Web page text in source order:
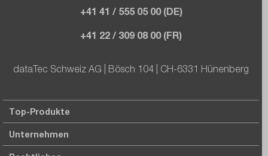
+41 41 / 555 05 00 (DE)
+41 22 / 309 08 00 (FR)
dataTec Schweiz AG | Bösch 104 | CH-6331 Hünenberg
Top-Produkte
Unternehmen